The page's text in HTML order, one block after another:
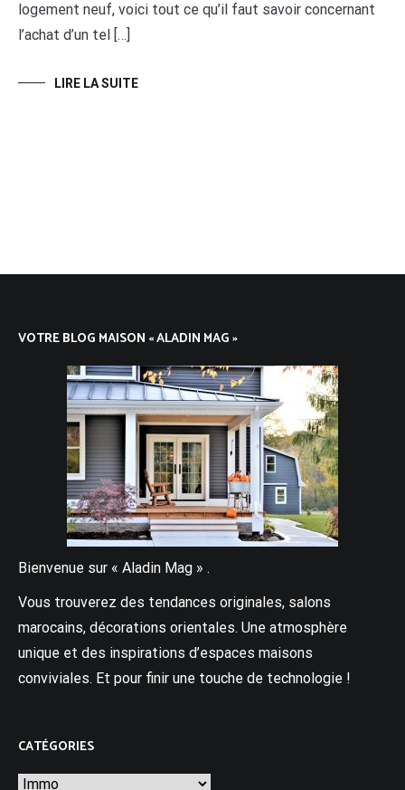
logement neuf, voici tout ce qu’il faut savoir concernant
l’achat d’un tel […]
LIRE LA SUITE
VOTRE BLOG MAISON « ALADIN MAG »
Bienvenue sur « Aladin Mag » .
Vous trouverez des tendances originales, salons
marocains, décorations orientales. Une atmosphère
unique et des inspirations d’espaces maisons
conviviales. Et pour finir une touche de technologie !
CATÉGORIES
Catégories